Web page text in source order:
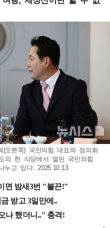
오른쪽) 국민의힘 대표와 정의화
의 한 식당에서 열린 국민의힘
고 있다. 2025.10.13.